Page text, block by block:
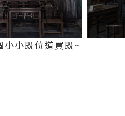
小小既位道買既~